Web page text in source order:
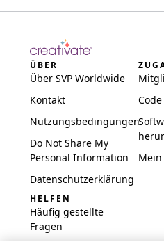
ÜBER
Über SVP Worldwide
Kontakt
Nutzungsbedingungen
Do Not Share My
Personal Information
Datenschutzerklärung
Mein
HELFEN
Häufig gestellte
Fragen